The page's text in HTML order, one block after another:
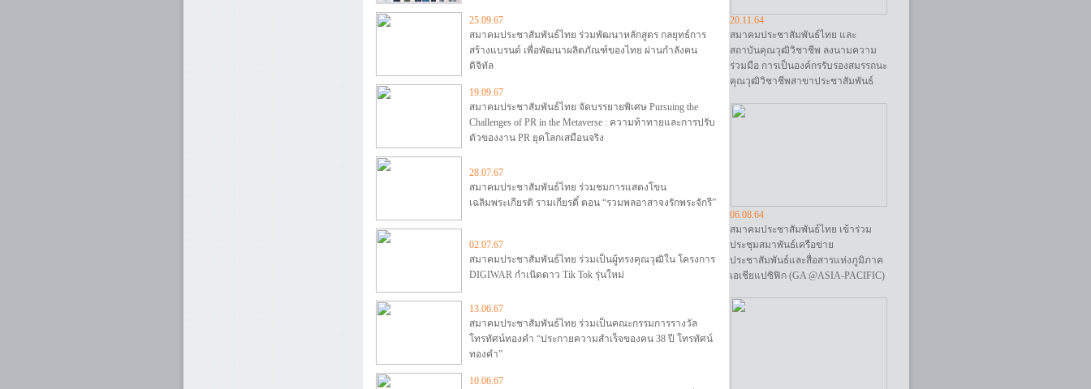
25.09.67
สมาคมประชาสัมพันธ์ไทย ร่วมพัฒนาหลักสูตร กลยุทธ์การ
สร้างแบรนด์ เพื่อพัฒนาผลิตภัณฑ์ของไทย ผ่านกำลังคน
ดิจิทัล
19.09.67
สมาคมประชาสัมพันธ์ไทย จัดบรรยายพิเศษ Pursuing the
Challenges of PR in the Metaverse : ความท้าทายและการปรับ
ตัวของงาน PR ยุคโลกเสมือนจริง
28.07.67
สมาคมประชาสัมพันธ์ไทย ร่วมชมการแสดงโขน
เฉลิมพระเกียรติ รามเกียรติ์ ตอน “รวมพลอาสาจงรักพระจักรี”
02.07.67
สมาคมประชาสัมพันธ์ไทย ร่วมเป็นผู้ทรงคุณวุฒิใน โครงการ
DIGIWAR กำเนิดดาว Tik Tok รุ่นใหม่
13.06.67
สมาคมประชาสัมพันธ์ไทย ร่วมเป็นคณะกรรมการรางวัล
โทรทัศน์ทองคำ “ประกายความสำเร็จของคน 38 ปี โทรทัศน์
ทองคำ”
10.06.67
20.11.64
สมาคมประชาสัมพันธ์ไทย และ
สถาบันคุณวุฒิวิชาชีพ ลงนามความ
ร่วมมือ การเป็นองค์กรรับรองสมรรถนะ
คุณวุฒิวิชาชีพสาขาประชาสัมพันธ์
06.08.64
สมาคมประชาสัมพันธ์ไทย เข้าร่วม
ประชุมสมาพันธ์เครือข่าย
ประชาสัมพันธ์และสื่อสารแห่งภูมิภาค
เอเชียแปซิฟิก (GA @ASIA-PACIFIC)